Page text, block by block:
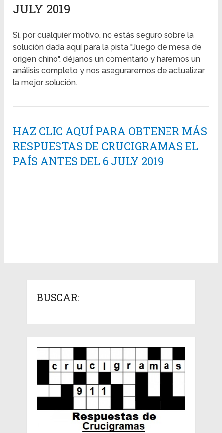
JULY 2019
Si, por cualquier motivo, no estás seguro sobre la
solución dada aquí para la pista "Juego de mesa de
origen chino", déjanos un comentario y haremos un
análisis completo y nos aseguraremos de actualizar
la mejor solución.
HAZ CLIC AQUÍ PARA OBTENER MÁS
RESPUESTAS DE CRUCIGRAMAS EL
PAÍS ANTES DEL 6 JULY 2019
BUSCAR: